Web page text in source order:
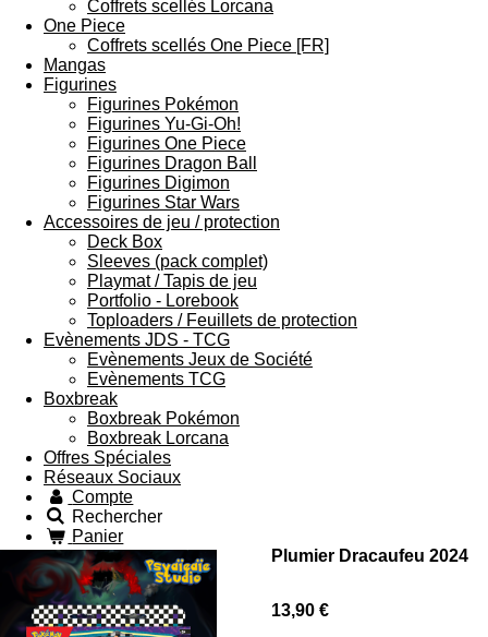
Coffrets scellés Lorcana
One Piece
Coffrets scellés One Piece [FR]
Mangas
Figurines
Figurines Pokémon
Figurines Yu-Gi-Oh!
Figurines One Piece
Figurines Dragon Ball
Figurines Digimon
Figurines Star Wars
Accessoires de jeu / protection
Deck Box
Sleeves (pack complet)
Playmat / Tapis de jeu
Portfolio - Lorebook
Toploaders / Feuillets de protection
Evènements JDS - TCG
Evènements Jeux de Société
Evènements TCG
Boxbreak
Boxbreak Pokémon
Boxbreak Lorcana
Offres Spéciales
Réseaux Sociaux
Compte
Rechercher
Panier
Plumier Dracaufeu 2024
13,90 €